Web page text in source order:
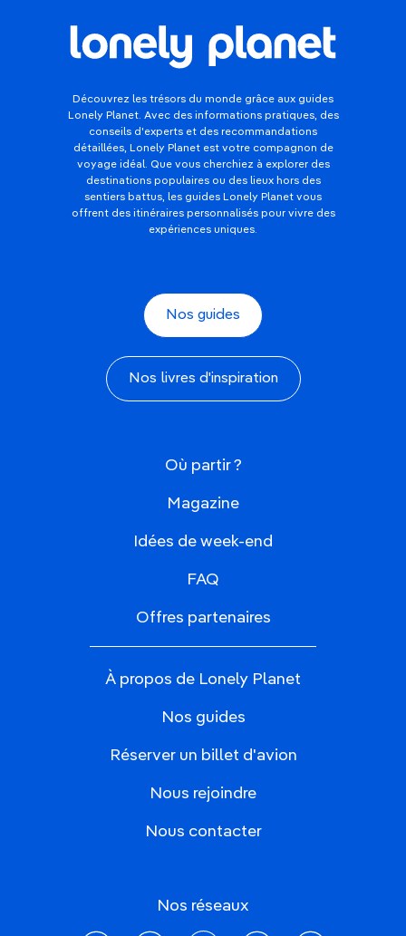
Découvrez les trésors du monde grâce aux guides
Lonely Planet. Avec des informations pratiques, des
conseils d'experts et des recommandations
détaillées, Lonely Planet est votre compagnon de
voyage idéal. Que vous cherchiez à explorer des
destinations populaires ou des lieux hors des
sentiers battus, les guides Lonely Planet vous
offrent des itinéraires personnalisés pour vivre des
expériences uniques.
Nos guides
Nos livres d'inspiration
Où partir ?
Magazine
Idées de week-end
FAQ
Offres partenaires
À propos de Lonely Planet
Nos guides
Réserver un billet d'avion
Nous rejoindre
Nous contacter
Nos réseaux